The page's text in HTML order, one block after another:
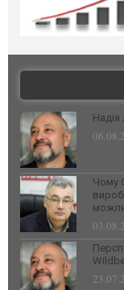
Надія
Чому